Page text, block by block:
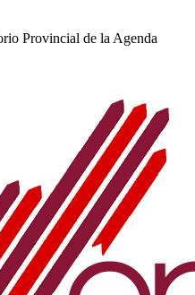
Provincial de la Agenda